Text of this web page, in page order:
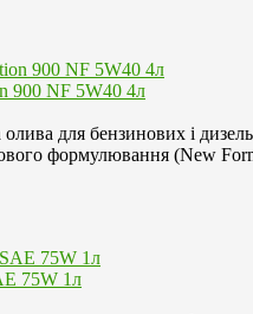
900 NF 5W40 4л
для бензинових і
формулювання (New
75W 1л